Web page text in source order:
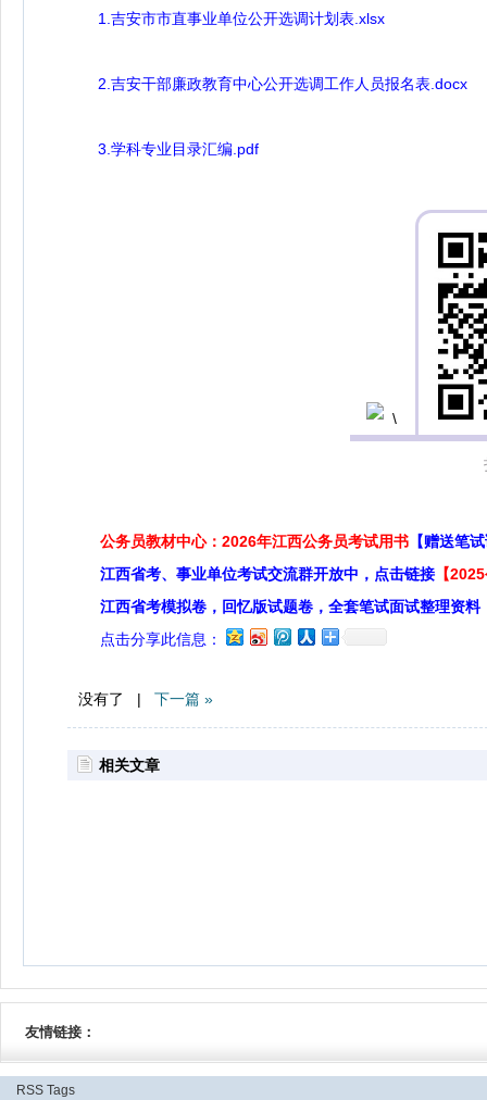
​1.吉安市市直事业单位公开选调计划表.xlsx
2.吉安干部廉政教育中心公开选调工作人员报名表.docx
3.学科专业目录汇编.pdf
公务员教材中心：2026年江西公务员考试用书 【赠送笔
江西省考、事业单位考试交流群开放中，点击链接 【
江西省考模拟卷，回忆版试题卷，全套笔试面试整理资料
点击分享此信息：
没有了 | 下一篇 »
相关文章
友情链接：
RSS Tags